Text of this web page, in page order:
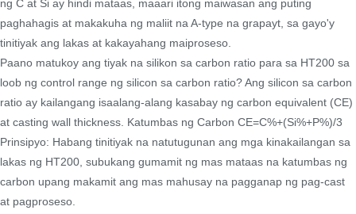
ng C at Si ay hindi mataas, maaari itong maiwasan ang puting
paghahagis at makakuha ng maliit na A-type na grapayt, sa gayo'y
tinitiyak ang lakas at kakayahang maiproseso.
Paano matukoy ang tiyak na silikon sa carbon ratio para sa HT200 sa
loob ng control range ng silicon sa carbon ratio? Ang silicon sa carbon
ratio ay kailangang isaalang-alang kasabay ng carbon equivalent (CE)
at casting wall thickness. Katumbas ng Carbon CE=C%+(Si%+P%)/3
Prinsipyo: Habang tinitiyak na natutugunan ang mga kinakailangan sa
lakas ng HT200, subukang gumamit ng mas mataas na katumbas ng
carbon upang makamit ang mas mahusay na pagganap ng pag-cast
at pagproseso.